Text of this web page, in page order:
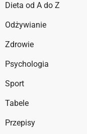
Dieta od A do Z
Odżywianie
Zdrowie
Psychologia
Sport
Tabele
Przepisy